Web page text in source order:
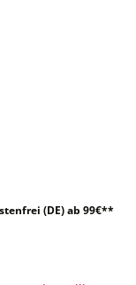
(DE) ab 99€**